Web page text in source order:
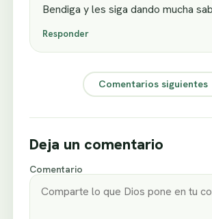
Bendiga y les siga dando mucha
Responder
Comentarios siguientes
Deja un comentario
Comentario